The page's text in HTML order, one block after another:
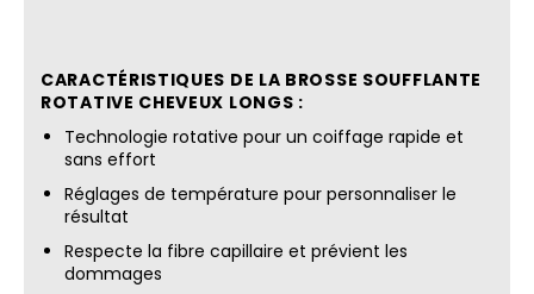
CARACTÉRISTIQUES DE LA BROSSE SOUFFLANTE
ROTATIVE CHEVEUX LONGS :
Technologie rotative pour un coiffage rapide et
sans effort
Réglages de température pour personnaliser le
résultat
Respecte la fibre capillaire et prévient les
dommages